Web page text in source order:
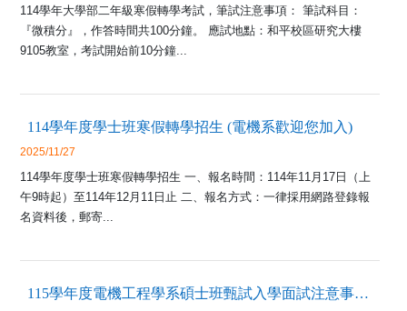
114學年大學部二年級寒假轉學考試，筆試注意事項： 筆試科目：
『微積分』，作答時間共100分鐘。 應試地點：和平校區研究大樓
9105教室，考試開始前10分鐘...
114學年度學士班寒假轉學招生 (電機系歡迎您加入)
2025/11/27
114學年度學士班寒假轉學招生 一、報名時間：114年11月17日（上
午9時起）至114年12月11日止 二、報名方式：一律採用網路登錄報
名資料後，郵寄...
115學年度電機工程學系碩士班甄試入學面試注意事項及時間表